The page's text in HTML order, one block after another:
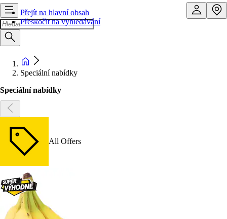
Přejít na hlavní obsah
Přeskočit na vyhledávání
Speciální nabídky
Speciální nabídky
All Offers